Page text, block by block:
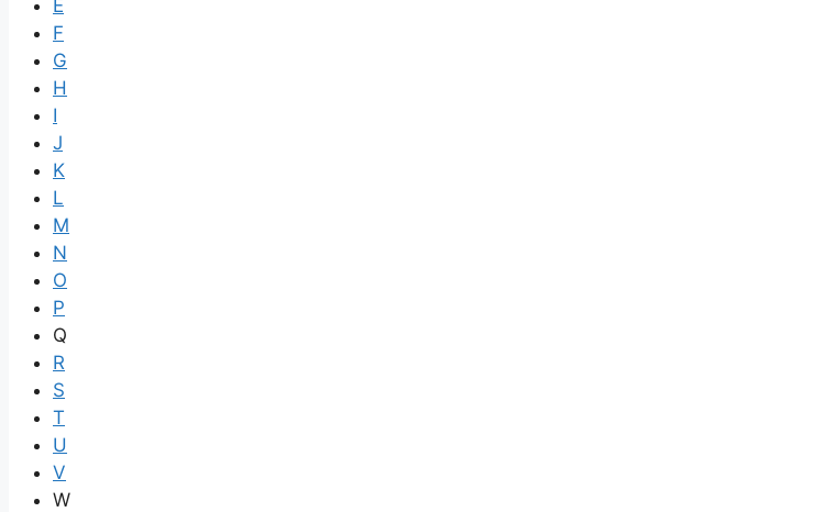
E
F
G
H
I
J
K
L
M
N
O
P
Q
R
S
T
U
V
W